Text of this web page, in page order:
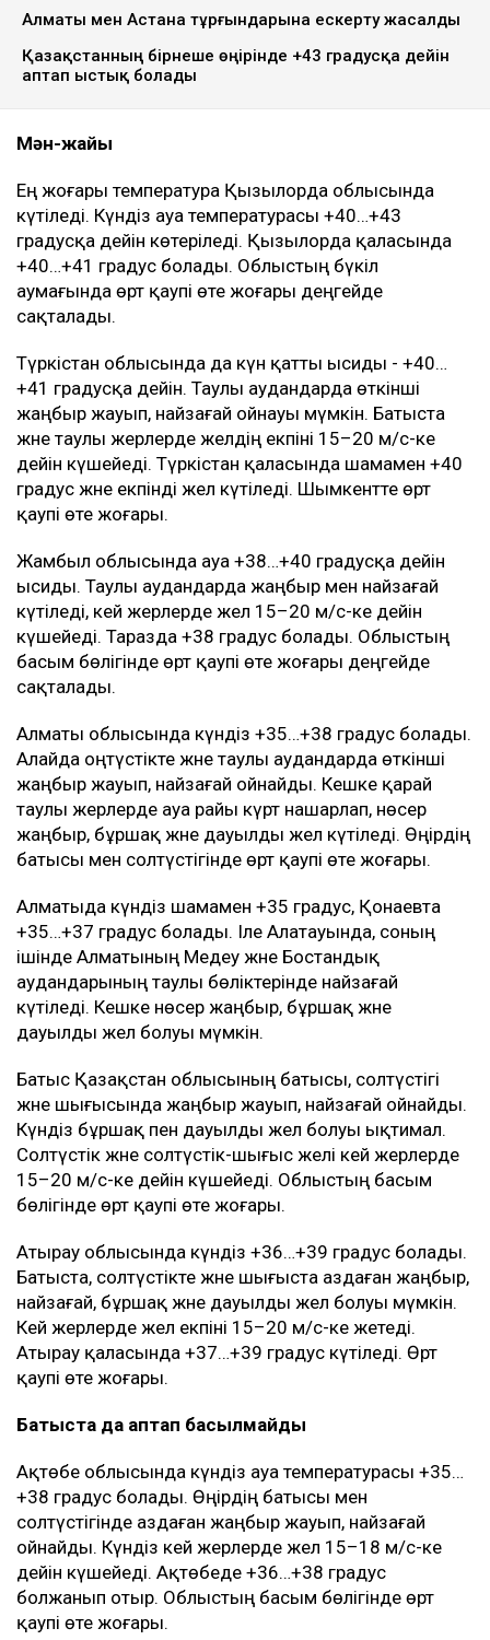
Алматы мен Астана тұрғындарына ескерту жасалды
Қазақстанның бірнеше өңірінде +43 градусқа дейін
аптап ыстық болады
Мән-жайы
Ең жоғары температура Қызылорда облысында
күтіледі. Күндіз ауа температурасы +40…+43
градусқа дейін көтеріледі. Қызылорда қаласында
+40…+41 градус болады. Облыстың бүкіл
аумағында өрт қаупі өте жоғары деңгейде
сақталады.
Түркістан облысында да күн қатты ысиды - +40…
+41 градусқа дейін. Таулы аудандарда өткінші
жаңбыр жауып, найзағай ойнауы мүмкін. Батыста
және таулы жерлерде желдің екпіні 15–20 м/с-ке
дейін күшейеді. Түркістан қаласында шамамен +40
градус және екпінді жел күтіледі. Шымкентте өрт
қаупі өте жоғары.
Жамбыл облысында ауа +38…+40 градусқа дейін
ысиды. Таулы аудандарда жаңбыр мен найзағай
күтіледі, кей жерлерде жел 15–20 м/с-ке дейін
күшейеді. Таразда +38 градус болады. Облыстың
басым бөлігінде өрт қаупі өте жоғары деңгейде
сақталады.
Алматы облысында күндіз +35…+38 градус болады.
Алайда оңтүстікте және таулы аудандарда өткінші
жаңбыр жауып, найзағай ойнайды. Кешке қарай
таулы жерлерде ауа райы күрт нашарлап, нөсер
жаңбыр, бұршақ және дауылды жел күтіледі. Өңірдің
батысы мен солтүстігінде өрт қаупі өте жоғары.
Алматыда күндіз шамамен +35 градус, Қонаевта
+35…+37 градус болады. Іле Алатауында, соның
ішінде Алматының Медеу және Бостандық
аудандарының таулы бөліктерінде найзағай
күтіледі. Кешке нөсер жаңбыр, бұршақ және
дауылды жел болуы мүмкін.
Батыс Қазақстан облысының батысы, солтүстігі
және шығысында жаңбыр жауып, найзағай ойнайды.
Күндіз бұршақ пен дауылды жел болуы ықтимал.
Солтүстік және солтүстік-шығыс желі кей жерлерде
15–20 м/с-ке дейін күшейеді. Облыстың басым
бөлігінде өрт қаупі өте жоғары.
Атырау облысында күндіз +36…+39 градус болады.
Батыста, солтүстікте және шығыста аздаған жаңбыр,
найзағай, бұршақ және дауылды жел болуы мүмкін.
Кей жерлерде жел екпіні 15–20 м/с-ке жетеді.
Атырау қаласында +37…+39 градус күтіледі. Өрт
қаупі өте жоғары.
Батыста да аптап басылмайды
Ақтөбе облысында күндіз ауа температурасы +35…
+38 градус болады. Өңірдің батысы мен
солтүстігінде аздаған жаңбыр жауып, найзағай
ойнайды. Күндіз кей жерлерде жел 15–18 м/с-ке
дейін күшейеді. Ақтөбеде +36…+38 градус
болжанып отыр. Облыстың басым бөлігінде өрт
қаупі өте жоғары.